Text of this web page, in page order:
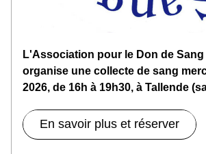
L'Association pour le Don de
organise une collecte de sang
2026, de 16h à 19h30, à Tallende
En savoir plus et réserver